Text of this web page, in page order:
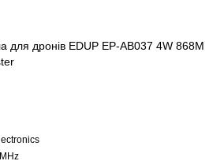
для дронів EDUP EP-AB037 4W 868M